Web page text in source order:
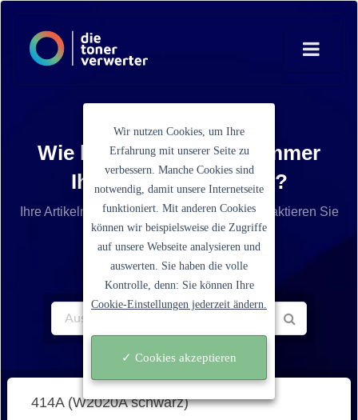
Wie lautet die Artikelnummer
Ihrer Tonerkartusche?
Ihre Artikelnummer ist nicht aufgelistet? Kontaktieren Sie
unseren Service.
414A (W2020A schwarz)
Wir nutzen Cookies, um Ihre
Erfahrung mit unserer Seite zu
verbessern. Manche Cookies sind
notwendig, damit unsere Internetseite
funktioniert. Mit anderen Cookies
können wir beispielsweise die Zugriffe
auf unsere Webseite analysieren und
auswerten. Sie haben die volle
Kontrolle, denn: Sie können Ihre
Cookie-Einstellungen jederzeit ändern.
✓ Cookies akzeptieren